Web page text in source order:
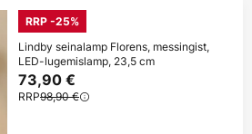
RRP -25%
Lindby seinalamp Florens, messingist,
LED-lugemislamp, 23,5 cm
73,90 €
RRP98,90 €